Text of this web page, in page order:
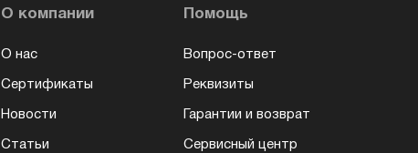
О компании
О нас
Сертификаты
Новости
Статьи
Помощь
Вопрос-ответ
Реквизиты
Гарантии и возврат
Сервисный центр